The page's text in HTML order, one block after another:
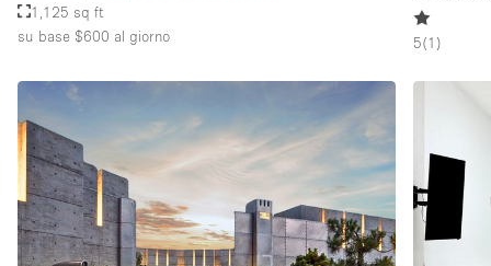
1,125 sq ft
su base $600 al giorno 5(1 )